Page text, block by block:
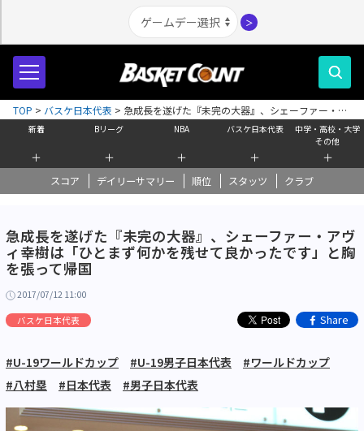
＞
新着
＋
Bリーグ
＋
NBA
＋
バスケ日本代表
＋
中学・高校・大学
その他
＋
スコア デイリーサマリー 順位 スタッツ クラブ
TOP > バスケ日本代表 > 急成長を遂げた『未完の大器』、シェーファー・ア
ヴィ幸樹は「ひとまず何かを残せて良かったです」と胸を張って帰国
急成長を遂げた『未完の大器』、シェーファー・アヴ
ィ幸樹は「ひとまず何かを残せて良かったです」と胸
を張って帰国
2017/07/12 11:00
バスケ日本代表 Share
#U-19ワールドカップ #U-19男子日本代表
#ワールドカップ
#八村塁
#日本代表 #男子日本代表